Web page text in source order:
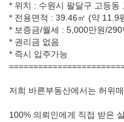
* 위치 : 수원시 팔달구 고등
* 전용면적 : 39.46㎡ (약 11.9
* 보증금/월세 : 5,000만원/290
* 권리금 없음
* 즉시 입주가능
저희 바른부동산에서는
100% 의뢰인에게 직접 받은